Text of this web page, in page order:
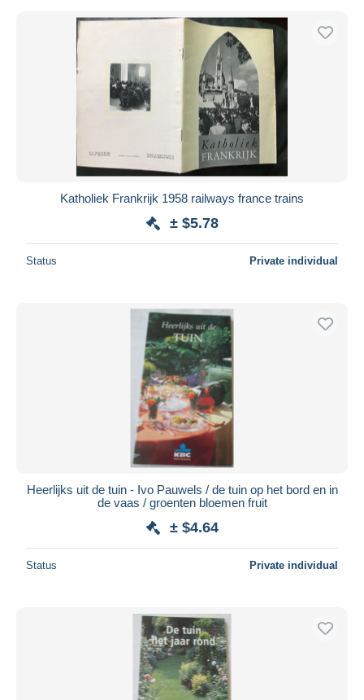
Katholiek Frankrijk 1958 railways france trains
± $5.78
Status Private individual
Heerlijks uit de tuin - Ivo Pauwels / de tuin op het bord en in
de vaas / groenten bloemen fruit
± $4.64
Status Private individual